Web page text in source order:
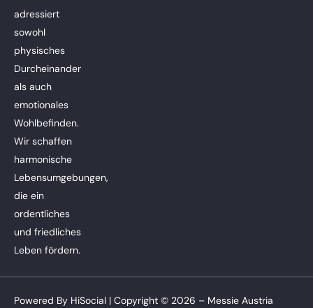
adressiert
sowohl
physisches
Durcheinander
als auch
emotionales
Wohlbefinden.
Wir schaffen
harmonische
Lebensumgebungen,
die ein
ordentliches
und friedliches
Leben fördern.
Powered By HiSocial | Copyright © 2026 – Messie Austria